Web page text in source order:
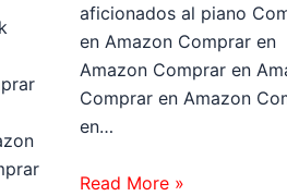
aficionados al piano
en Amazon Comprar en
Amazon Comprar en
Comprar en Amazon
en…
Read More »